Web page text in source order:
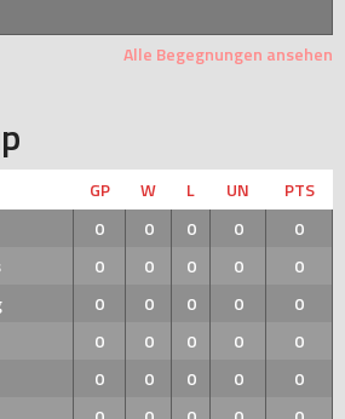
Alle Begegnungen ansehen
GP W L UN
PTS
0 0 0 0
0
0 0 0 0
0
0 0 0 0
0
0 0 0 0
0
0 0 0 0
0